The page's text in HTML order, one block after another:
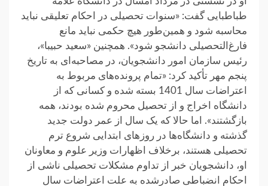
طباطبایی گفت: «سنوات تحصیلی در احکام تعلیقی نباید
محاسبه شود و همین‌طور هیچ حکمی نباید مانع
فارغ‌التحصیلی دانشجو شود». همچنین «سعید حبیبا»،
رئیس سازمان امور دانشجویان، در مصاحبه‌ای به تاریخ
پنجم مهر تأکید کرد: «تمام پرونده‌های مربوط به
اعتراضات سال 1401 بسته شده و کسانی که از
دانشگاه اخراج و از تحصیل محروم شده بودند، همه
بازگشتند». اما حالا که یک‌ سال از عمر دولت جدید
گذشته و دانشگاه‌ها در روزهای ابتدایی شروع ترم
تحصیلی هستند، برخلاف اظهارات وزیر علوم و معاونان
او، دانشجویان خبر از تداوم مشکلات تحصیلی ناشی از
احکام انضباطی صادرشده به علت اعتراضات سال